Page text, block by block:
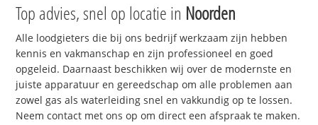
Top advies, snel op locatie in Noorden
Alle loodgieters die bij ons bedrijf werkzaam zijn hebben
kennis en vakmanschap en zijn professioneel en goed
opgeleid. Daarnaast beschikken wij over de modernste en
juiste apparatuur en gereedschap om alle problemen aan
zowel gas als waterleiding snel en vakkundig op te lossen.
Neem contact met ons op om direct een afspraak te maken.